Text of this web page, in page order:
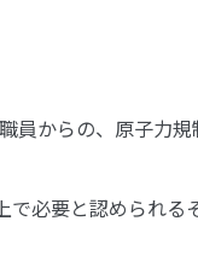
員からの、原子力
必要と認められる